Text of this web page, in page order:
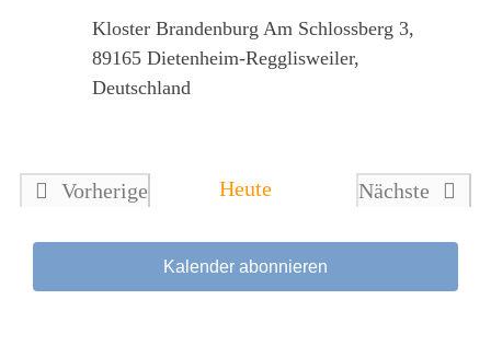
Kloster Brandenburg Am Schlossberg 3,
89165 Dietenheim-Regglisweiler,
Deutschland
Vorherige
Heute
Nächste
Kalender abonnieren